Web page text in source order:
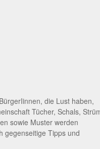
die Lust haben,
Tücher, Schals,
sowie Muster werden
gegenseitige Tipps und